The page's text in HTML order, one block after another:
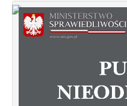
Od 1 stycznia 2023
funkcjonowaniu linii
kursujących na